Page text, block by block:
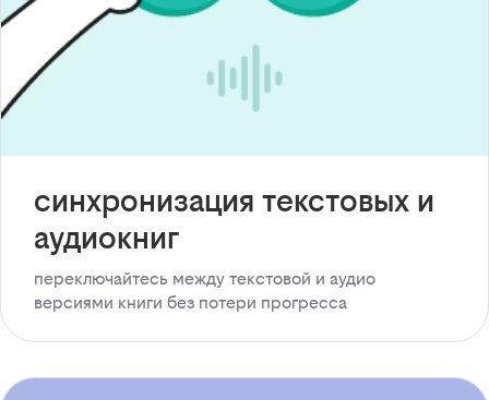
синхронизация текстовых и
аудиокниг
переключайтесь между текстовой и аудио
версиями книги без потери прогресса